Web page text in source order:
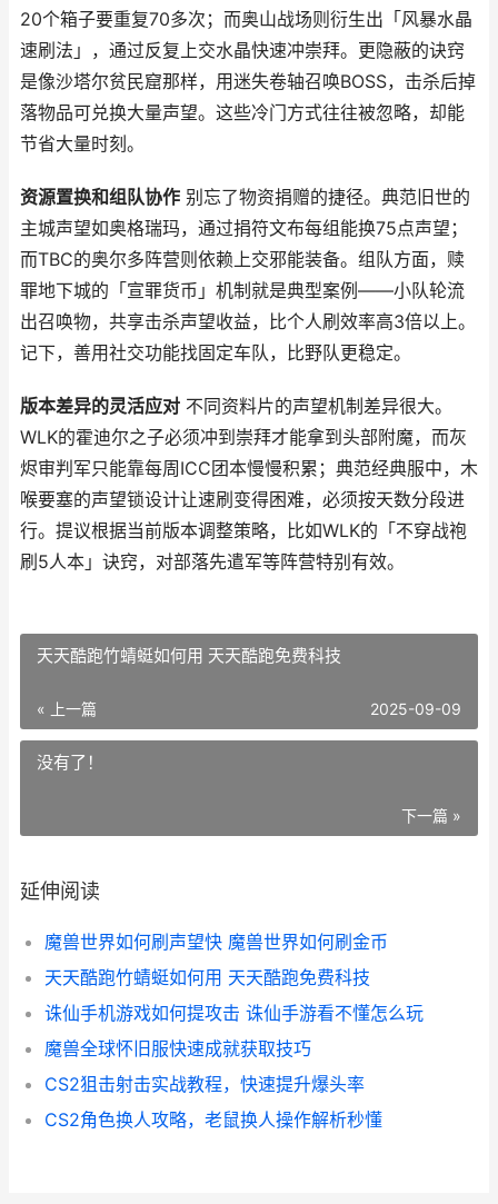
20个箱子要重复70多次；而奥山战场则衍生出「风暴水晶
速刷法」，通过反复上交水晶快速冲崇拜。更隐蔽的诀窍
是像沙塔尔贫民窟那样，用迷失卷轴召唤BOSS，击杀后掉
落物品可兑换大量声望。这些冷门方式往往被忽略，却能
节省大量时刻。
资源置换和组队协作 别忘了物资捐赠的捷径。典范旧世的
主城声望如奥格瑞玛，通过捐符文布每组能换75点声望；
而TBC的奥尔多阵营则依赖上交邪能装备。组队方面，赎
罪地下城的「宣罪货币」机制就是典型案例——小队轮流
出召唤物，共享击杀声望收益，比个人刷效率高3倍以上。
记下，善用社交功能找固定车队，比野队更稳定。
版本差异的灵活应对 不同资料片的声望机制差异很大。
WLK的霍迪尔之子必须冲到崇拜才能拿到头部附魔，而灰
烬审判军只能靠每周ICC团本慢慢积累；典范经典服中，木
喉要塞的声望锁设计让速刷变得困难，必须按天数分段进
行。提议根据当前版本调整策略，比如WLK的「不穿战袍
刷5人本」诀窍，对部落先遣军等阵营特别有效。
天天酷跑竹蜻蜓如何用 天天酷跑免费科技
« 上一篇 2025-09-09
没有了！
下一篇 »
延伸阅读
魔兽世界如何刷声望快 魔兽世界如何刷金币
天天酷跑竹蜻蜓如何用 天天酷跑免费科技
诛仙手机游戏如何提攻击 诛仙手游看不懂怎么玩
魔兽全球怀旧服快速成就获取技巧
CS2狙击射击实战教程，快速提升爆头率
CS2角色换人攻略，老鼠换人操作解析秒懂